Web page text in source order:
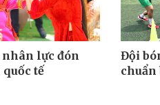
nhân lực đón
tế
Đội
chuẩn